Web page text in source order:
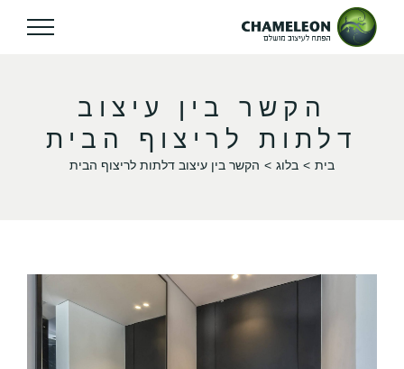
הקשר בין עיצוב
דלתות לריצוף הבית
בית בלוג הקשר בין עיצוב דלתות לריצוף הבית